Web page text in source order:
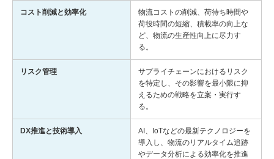
コスト削減と効率化
物流コストの削減、荷待ち時間や
荷役時間の短縮、積載率の向上な
ど、物流の生産性向上に尽力す
る。
リスク管理
サプライチェーンにおけるリスク
を特定し、その影響を最小限に抑
えるための戦略を立案・実行す
る。
DX推進と技術導入
AI、IoTなどの最新テクノロジーを
導入し、物流のリアルタイム追跡
やデータ分析による効率化を推進